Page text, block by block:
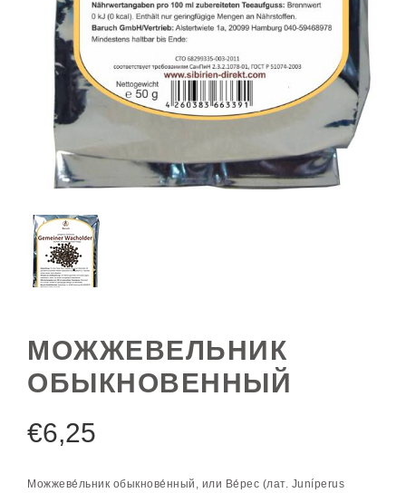
МОЖЖЕВЕЛЬНИК
ОБЫКНОВЕННЫЙ
€6,25
Можжеве́льник обыкнове́нный, или Ве́рес (лат. Juníperus